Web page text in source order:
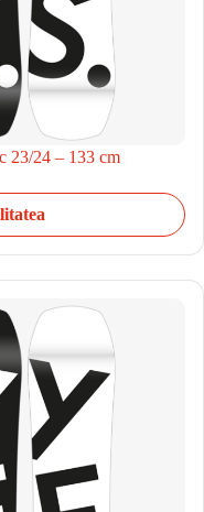
23/24 – 133 cm